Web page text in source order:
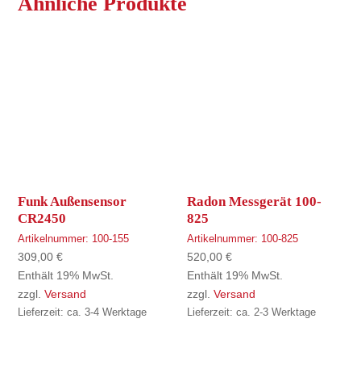
Funk Außensensor
CR2450
Artikelnummer: 100-155
309,00€
Enthält 19% MwSt.
zzgl.Versand
Lieferzeit: ca. 3-4 Werktage
Radon Messgerät 100-
825
Artikelnummer: 100-825
520,00€
Enthält 19% MwSt.
zzgl.Versand
Lieferzeit: ca. 2-3 Werktage